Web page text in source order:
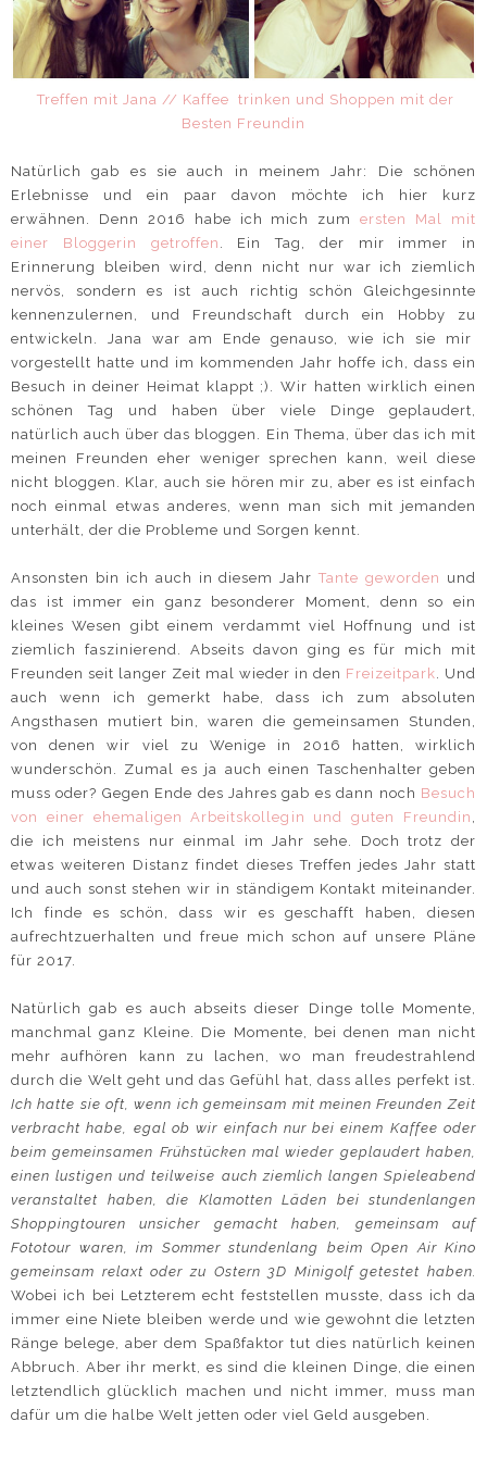
Treffen mit Jana // Kaffee trinken und Shoppen mit der
Besten Freundin
Natürlich gab es sie auch in meinem Jahr: Die schönen
Erlebnisse und ein paar davon möchte ich hier kurz
erwähnen. Denn 2016 habe ich mich zumersten Mal mit
einer Bloggerin getroffen . Ein Tag, der mir immer in
Erinnerung bleiben wird, denn nicht nur war ich ziemlich
nervös, sondern es ist auch richtig schön Gleichgesinnte
kennenzulernen, und Freundschaft durch ein Hobby zu
entwickeln. Jana war am Ende genauso, wie ich sie mir
vorgestellt hatte und im kommenden Jahr hoffe ich, dass ein
Besuch in deiner Heimat klappt ;). Wir hatten wirklich einen
schönen Tag und haben über viele Dinge geplaudert,
natürlich auch über das bloggen. Ein Thema, über das ich mit
meinen Freunden eher weniger sprechen kann, weil diese
nicht bloggen. Klar, auch sie hören mir zu, aber es ist einfach
noch einmal etwas anderes, wenn man sich mit jemanden
unterhält, der die Probleme und Sorgen kennt.
Ansonsten bin ich auch in diesem JahrTante geworden und
das ist immer ein ganz besonderer Moment, denn so ein
kleines Wesen gibt einem verdammt viel Hoffnung und ist
ziemlich faszinierend. Abseits davon ging es für mich mit
Freunden seit langer Zeit mal wieder in den Freizeitpark. Und
auch wenn ich gemerkt habe, dass ich zum absoluten
Angsthasen mutiert bin, waren die gemeinsamen Stunden,
von denen wir viel zu Wenige in 2016 hatten, wirklich
wunderschön. Zumal es ja auch einen Taschenhalter geben
muss oder? Gegen Ende des Jahres gab es dann noch Besuch
von einer ehemaligen Arbeitskollegin und guten Freundin ,
die ich meistens nur einmal im Jahr sehe. Doch trotz der
etwas weiteren Distanz findet dieses Treffen jedes Jahr statt
und auch sonst stehen wir in ständigem Kontakt miteinander.
Ich finde es schön, dass wir es geschafft haben, diesen
aufrechtzuerhalten und freue mich schon auf unsere Pläne
für 2017.
Natürlich gab es auch abseits dieser Dinge tolle Momente,
manchmal ganz Kleine. Die Momente, bei denen man nicht
mehr aufhören kann zu lachen, wo man freudestrahlend
durch die Welt geht und das Gefühl hat, dass alles perfekt ist.
Ich hatte sie oft, wenn ich gemeinsam mit meinen Freunden Zeit
verbracht habe, egal ob wir einfach nur bei einem Kaffee oder
beim gemeinsamen Frühstücken mal wieder geplaudert haben,
einen lustigen und teilweise auch ziemlich langen Spieleabend
veranstaltet haben, die Klamotten Läden bei stundenlangen
Shoppingtouren unsicher gemacht haben, gemeinsam auf
Fototour waren, im Sommer stundenlang beim Open Air Kino
gemeinsam relaxt oder zu Ostern 3D Minigolf getestet haben.
Wobei ich bei Letzterem echt feststellen musste, dass ich da
immer eine Niete bleiben werde und wie gewohnt die letzten
Ränge belege, aber dem Spaßfaktor tut dies natürlich keinen
Abbruch. Aber ihr merkt, es sind die kleinen Dinge, die einen
letztendlich glücklich machen und nicht immer, muss man
dafür um die halbe Welt jetten oder viel Geld ausgeben.